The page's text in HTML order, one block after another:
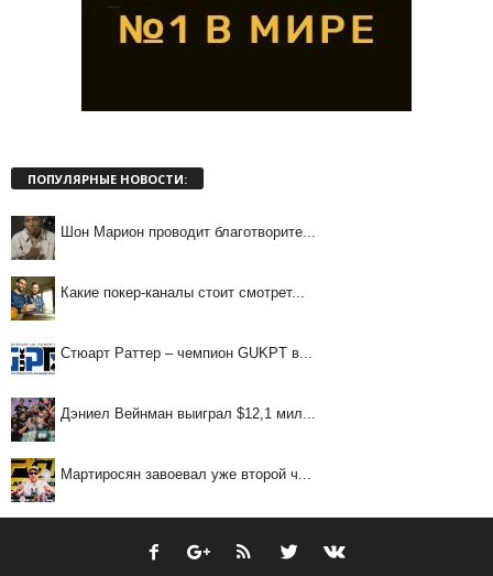
ПОПУЛЯРНЫЕ НОВОСТИ:
Шон Марион проводит благотворите...
Какие покер-каналы стоит смотрет...
Стюарт Раттер – чемпион GUKPT в...
Дэниел Вейнман выиграл $12,1 мил...
Мартиросян завоевал уже второй ч...